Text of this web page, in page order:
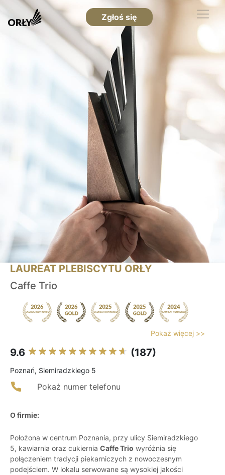
Zgłoś się
LAUREAT PLEBISCYTU ORŁY
Caffe Trio
Pokaż więcej >>
9.6 (187)
Poznań, Siemiradzkiego 5
Pokaż numer telefonu
O firmie:
Położona w centrum Poznania, przy ulicy Siemiradzkiego
5, kawiarnia oraz cukiernia Caffe Trio wyróżnia się
połączeniem tradycji piekarniczych z nowoczesnym
podejściem. W lokalu serwowane są wysokiej jakości